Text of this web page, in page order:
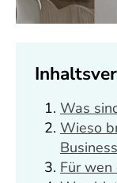
Was
Wieso
Für wen